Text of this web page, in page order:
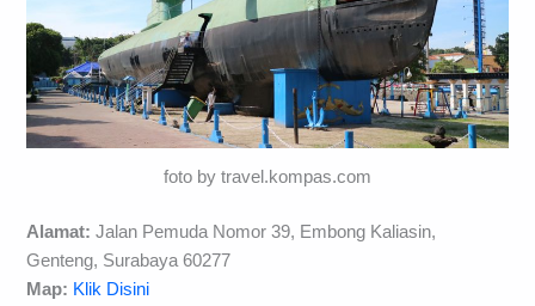
foto by travel.kompas.com
Alamat: Jalan Pemuda Nomor 39, Embong Kaliasin,
Genteng, Surabaya 60277
Map: Klik Disini